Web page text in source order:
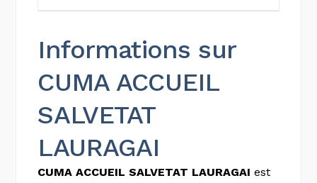
Informations sur
CUMA ACCUEIL
SALVETAT
LAURAGAI
CUMA ACCUEIL SALVETAT LAURAGAI est